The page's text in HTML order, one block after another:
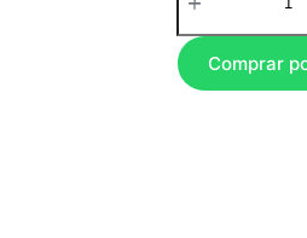
Comprar